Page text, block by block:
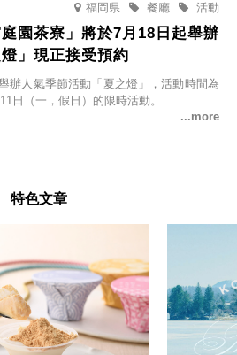
福岡県 活動
餐廳
園茶寮」將於7月18日起舉辦
」現正接受預約
辦人氣季節活動「夏之燈」，活動時間為
日（一，假日）的限時活動。
特色文章